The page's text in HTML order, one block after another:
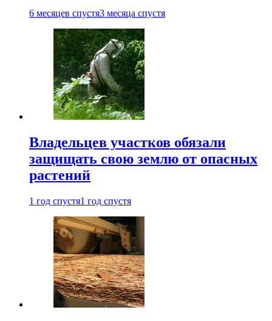
6 месяцев спустя3 месяца спустя
Владельцев участков обязали
защищать свою землю от опасных
растений
1 год спустя1 год спустя